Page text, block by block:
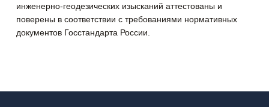
инженерно-геодезических изысканий аттестованы и
поверены в соответствии с требованиями нормативных
документов Госстандарта России.